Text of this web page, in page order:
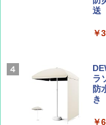
￥
集
￥
パ
球
広
ー
簡
ュ
￥
送
￥
ラ
防
き
￥